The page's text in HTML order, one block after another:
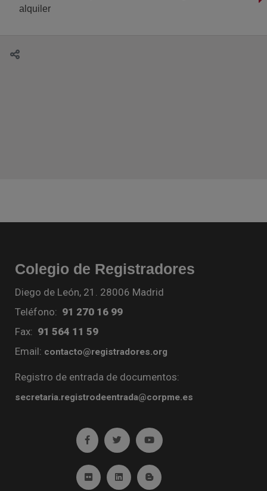
alquiler
Colegio de Registradores
Diego de León, 21. 28006 Madrid
Teléfono: 91 270 16 99
Fax: 91 564 11 59
Email: contacto@registradores.org
Registro de entrada de documentos:
secretaria.registrodeentrada@corpme.es
Ir a facebook (abre en ventana nueva)
Ir a twitter (abre en ventana nueva)
Ir a YouTube (abre en
Ir a Flickr (abre en ventana nueva)
Ir a Linkedin (abre en ventana nueva)
Ir al Blog (abre en ventana